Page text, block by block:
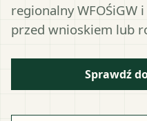
regionalny WFOŚiGW
przed wnioskiem lub
Sprawdź